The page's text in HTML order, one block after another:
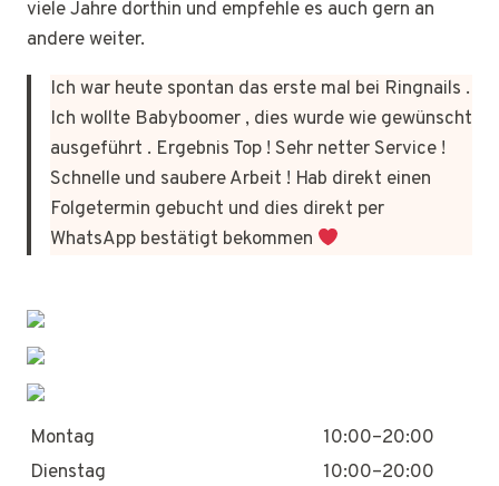
viele Jahre dorthin und empfehle es auch gern an
andere weiter.
Ich war heute spontan das erste mal bei Ringnails .
Ich wollte Babyboomer , dies wurde wie gewünscht
ausgeführt . Ergebnis Top ! Sehr netter Service !
Schnelle und saubere Arbeit ! Hab direkt einen
Folgetermin gebucht und dies direkt per
WhatsApp bestätigt bekommen
Montag
10:00–20:00
Dienstag
10:00–20:00